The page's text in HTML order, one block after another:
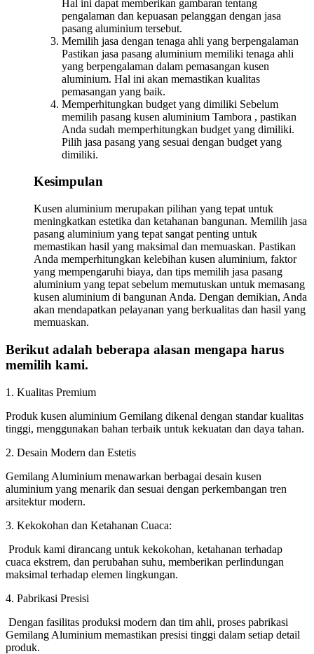
Hal ini dapat memberikan gambaran tentang
pengalaman dan kepuasan pelanggan dengan jasa
pasang aluminium tersebut.
Memilih jasa dengan tenaga ahli yang berpengalaman
Pastikan jasa pasang aluminium memiliki tenaga ahli
yang berpengalaman dalam pemasangan kusen
aluminium. Hal ini akan memastikan kualitas
pemasangan yang baik.
Memperhitungkan budget yang dimiliki Sebelum
memilih pasang kusen aluminium Tambora , pastikan
Anda sudah memperhitungkan budget yang dimiliki.
Pilih jasa pasang yang sesuai dengan budget yang
dimiliki.
Kesimpulan
Kusen aluminium merupakan pilihan yang tepat untuk
meningkatkan estetika dan ketahanan bangunan. Memilih jasa
pasang aluminium yang tepat sangat penting untuk
memastikan hasil yang maksimal dan memuaskan. Pastikan
Anda memperhitungkan kelebihan kusen aluminium, faktor
yang mempengaruhi biaya, dan tips memilih jasa pasang
aluminium yang tepat sebelum memutuskan untuk memasang
kusen aluminium di bangunan Anda. Dengan demikian, Anda
akan mendapatkan pelayanan yang berkualitas dan hasil yang
memuaskan.
Berikut adalah beberapa alasan mengapa harus
memilih kami.
1. Kualitas Premium
Produk kusen aluminium Gemilang dikenal dengan standar kualitas
tinggi, menggunakan bahan terbaik untuk kekuatan dan daya tahan.
2. Desain Modern dan Estetis
Gemilang Aluminium menawarkan berbagai desain kusen
aluminium yang menarik dan sesuai dengan perkembangan tren
arsitektur modern.
3. Kekokohan dan Ketahanan Cuaca:
Produk kami dirancang untuk kekokohan, ketahanan terhadap
cuaca ekstrem, dan perubahan suhu, memberikan perlindungan
maksimal terhadap elemen lingkungan.
4. Pabrikasi Presisi
Dengan fasilitas produksi modern dan tim ahli, proses pabrikasi
Gemilang Aluminium memastikan presisi tinggi dalam setiap detail
produk.